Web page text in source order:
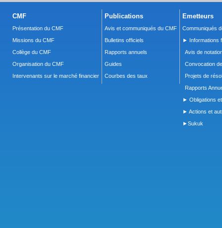
CMF
Présentation du CMF
Missions du CMF
Collège du CMF
Organisation du CMF
Intervenants sur le marché financier
Publications
Avis et communiqués du CMF
Bulletins officiels
Rapports annuels
Guides
Courbes des taux
Emetteurs
Communiqués
► Informations
Avis de
Convocation
Projets de
Rapports
► Obligations
► Actions et
►Sukuk